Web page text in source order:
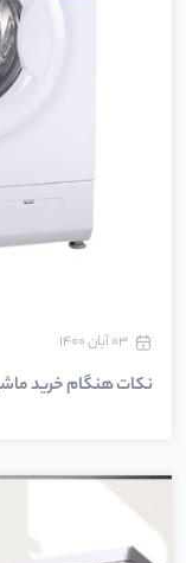
۰۳ آبان ۱۴۰۰
نکات هنگام خرید